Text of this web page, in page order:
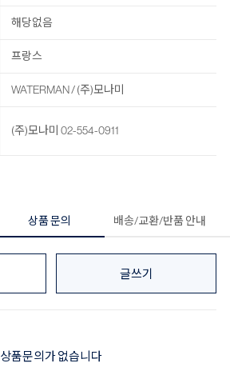
해당없음
프랑스
WATERMAN / (주)모나미
(주)모나미 02-554-0911
상품 문의 배송/교환/반품 안내
글쓰기
상품문의가 없습니다